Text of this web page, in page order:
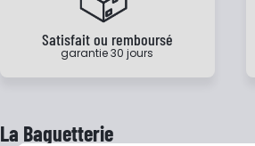
Satisfait ou remboursé
garantie 30 jours
La Baguetterie